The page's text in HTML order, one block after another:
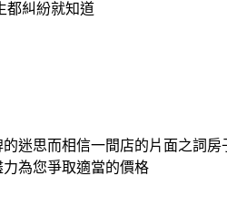
都糾紛就知道
迷思而相信一間店的片面之詞
為您爭取適當的價格